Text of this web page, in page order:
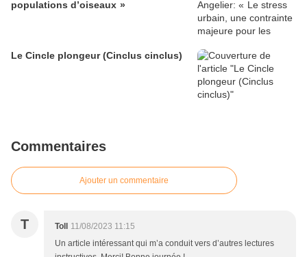
populations d’oiseaux »
Le Cincle plongeur (Cinclus cinclus)
Commentaires
Ajouter un commentaire
T Toll
11/08/2023 11:15
Un article intéressant qui m’a conduit vers d’autres lectures